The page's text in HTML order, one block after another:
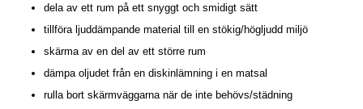
dela av ett rum på ett snyggt och smidigt sätt
tillföra ljuddämpande material till en stökig/högljudd miljö
skärma av en del av ett större rum
dämpa oljudet från en diskinlämning i en matsal
rulla bort skärmväggarna när de inte behövs/städning